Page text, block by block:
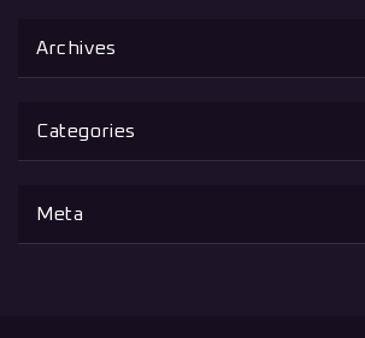
Archives
Categories
Meta